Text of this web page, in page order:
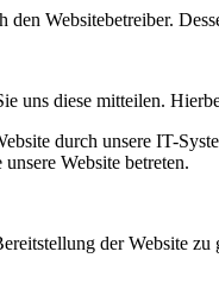
Websitebetreiber.
uns diese mitteilen.
durch unsere IT-
Website betreten.
der Website